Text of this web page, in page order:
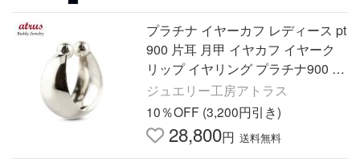
プラチナ イヤーカフ レディース pt
900 片耳 月甲 イヤカフ イヤーク
リップ イヤリング プラチナ900 地
金 月形 三日月 あすつく 送料無料
セール sale
ジュエリー工房アトラス
10％OFF (3,200円引き)
28,800円 送料無料